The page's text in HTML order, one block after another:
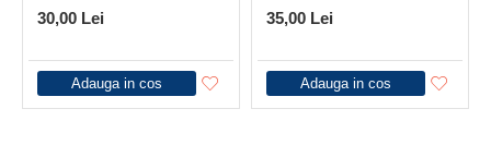
30,00 Lei
Adauga in cos
35,00 Lei
Adauga in cos